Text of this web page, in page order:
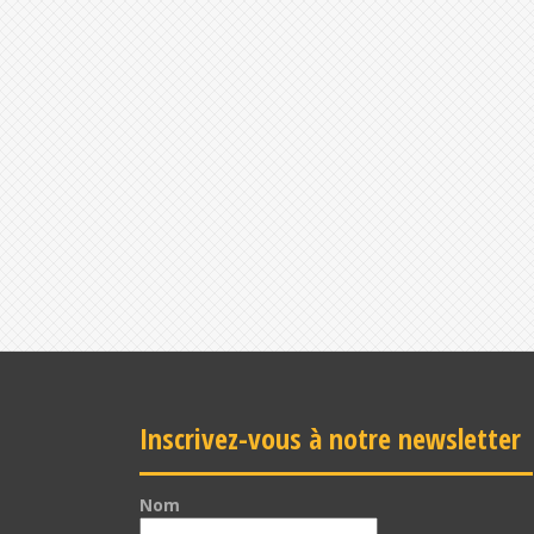
Inscrivez-vous à notre newsletter
Nom